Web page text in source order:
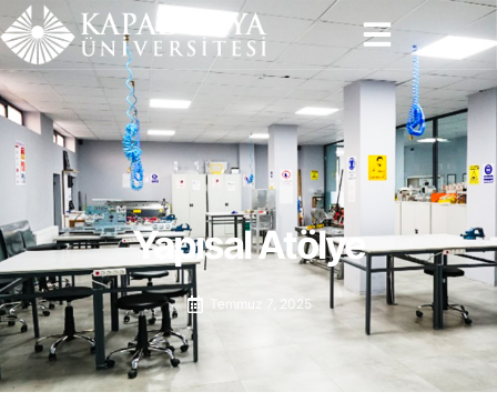
İçeriğe
atla
Yapısal Atölye
Temmuz 7, 2025